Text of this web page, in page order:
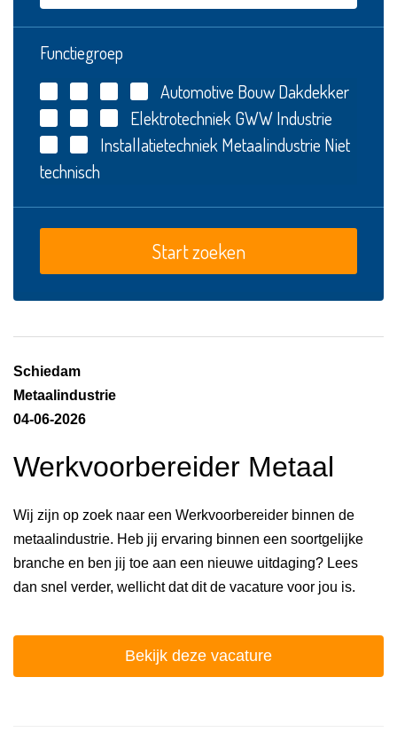
Functiegroep
Automotive BouwDakdekker
Elektrotechniek GWWIndustrie
Installatietechniek Metaalindustrie Niet
technisch
Schiedam
Metaalindustrie
04-06-2026
Werkvoorbereider Metaal
Wij zijn op zoek naar een Werkvoorbereider binnen de
metaalindustrie. Heb jij ervaring binnen een soortgelijke
branche en ben jij toe aan een nieuwe uitdaging? Lees
dan snel verder, wellicht dat dit de vacature voor jou is.
Bekijk deze vacature